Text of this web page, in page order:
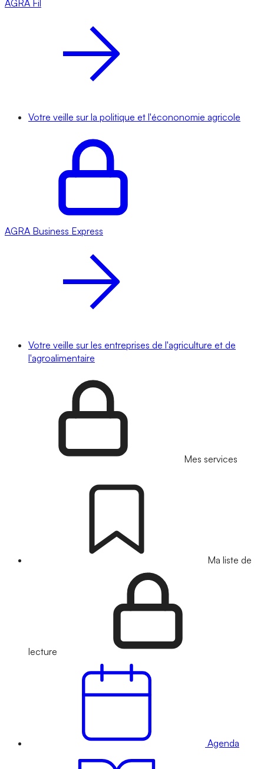
AGRA Fil
Votre veille sur la politique et l'écononomie agricole
AGRA Business Express
Votre veille sur les entreprises de l'agriculture et de
l'agroalimentaire
Mes services
Ma liste de
lecture
Agenda